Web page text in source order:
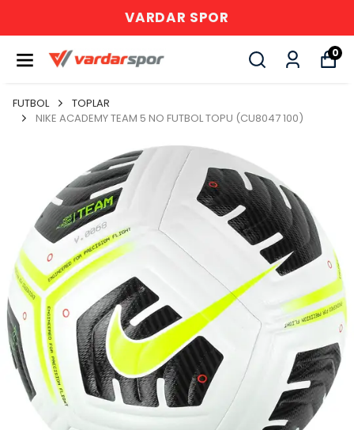
VARDAR SPOR
0
FUTBOL
TOPLAR
NIKE ACADEMY TEAM 5 NO FUTBOL TOPU (CU8047 100)